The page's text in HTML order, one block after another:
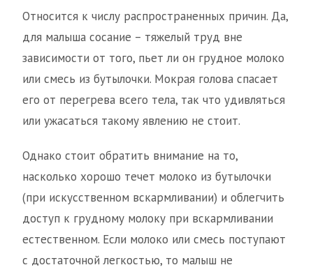
Относится к числу распространенных причин. Да,
для малыша сосание – тяжелый труд вне
зависимости от того, пьет ли он грудное молоко
или смесь из бутылочки. Мокрая голова спасает
его от перегрева всего тела, так что удивляться
или ужасаться такому явлению не стоит.
Однако стоит обратить внимание на то,
насколько хорошо течет молоко из бутылочки
(при искусственном вскармливании) и облегчить
доступ к грудному молоку при вскармливании
естественном. Если молоко или смесь поступают
с достаточной легкостью, то малыш не